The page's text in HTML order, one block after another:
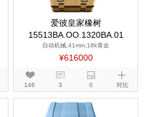
爱彼皇家橡树
15513BA.OO.1320BA.01
自动机械,41mm,18k黄金
¥616000
146 3 0 对比